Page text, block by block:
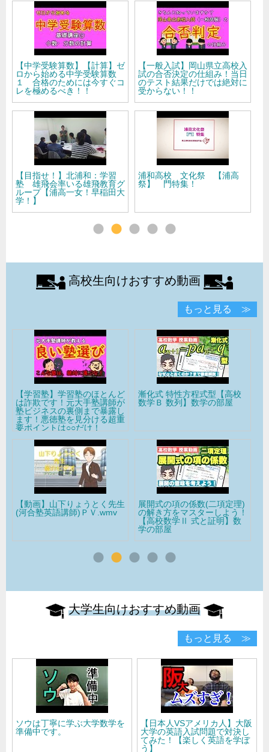
【一般入試】岡山県立高校入
試の合否決定の仕組み！当日
のテスト結果だけでは絶対に
受からない！！
浦和高校 文化祭 【浦高
祭】 門特集！
【中学受験算数】【計算】ゼ
ロから始める中学受験算数
２ スッキリ解決！複雑な計
算！！
【中学受験算数】【場合の
数】ゼロから始める中学受験
高校生向けおすすめ動画
もっと見る ≫
漸化式 特性方程式型【高校
数学Ｂ 数列】数学の部屋
展開式の項の係数(二項定理)
の解き方をマスターしよう！
高校倫理～源流思想②～ ソ
クラテス 【テキスト付属】
高校倫理〜源流思想④〜アリ
ストテレス 【テキスト付
属】
大学生向けおすすめ動画
もっと見る ≫
ソウは丁寧に学ぶ大学数学を
準備中です。
【日本人VSアメリカ人】大阪
大学の英語入試問題で対決し
てみた！【楽しく英語を学ぼ
う】